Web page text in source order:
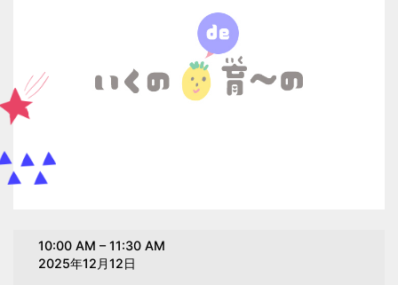
10:00 AM –11:30 AM
2025年12月12日